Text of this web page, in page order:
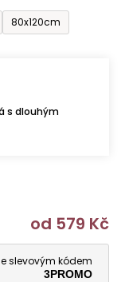
80x120cm
s dlouhým
od 579 Kč
slevovým kódem
3PROMO